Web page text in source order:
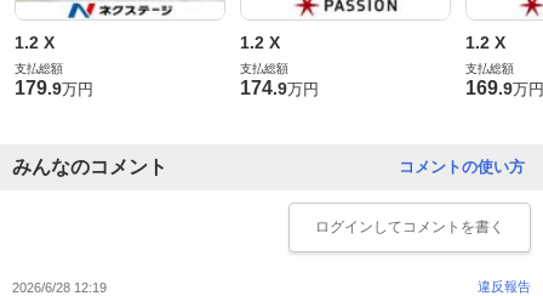
1.2 X
支払総額
179.9万円
1.2 X
支払総額
174.9万円
1.2 X
支払総額
169.9万円
コメントの使い方
みんなのコメント
ログイン してコメントを書く
2026/6/28 12:19 違反報告